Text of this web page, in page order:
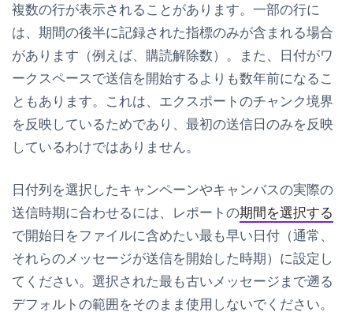
複数の行が表示されることがあります。一部の行に
は、期間の後半に記録された指標のみが含まれる場合
があります（例えば、購読解除数）。また、日付がワ
ークスペースで送信を開始するよりも数年前になるこ
ともあります。これは、エクスポートのチャンク境界
を反映しているためであり、最初の送信日のみを反映
しているわけではありません。
日付列を選択したキャンペーンやキャンバスの実際の
送信時期に合わせるには、レポートの期間を選択する
で開始日をファイルに含めたい最も早い日付（通常、
それらのメッセージが送信を開始した時期）に設定し
てください。選択された最も古いメッセージまで遡る
デフォルトの範囲をそのまま使用しないでください。